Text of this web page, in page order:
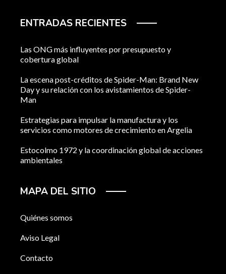
ENTRADAS RECIENTES
Las ONG más influyentes por presupuesto y
cobertura global
La escena post-créditos de Spider-Man: Brand New
Day y su relación con los avistamientos de Spider-
Man
Estrategias para impulsar la manufactura y los
servicios como motores de crecimiento en Argelia
Estocolmo 1972 y la coordinación global de acciones
ambientales
MAPA DEL SITIO
Quiénes somos
Aviso Legal
Contacto